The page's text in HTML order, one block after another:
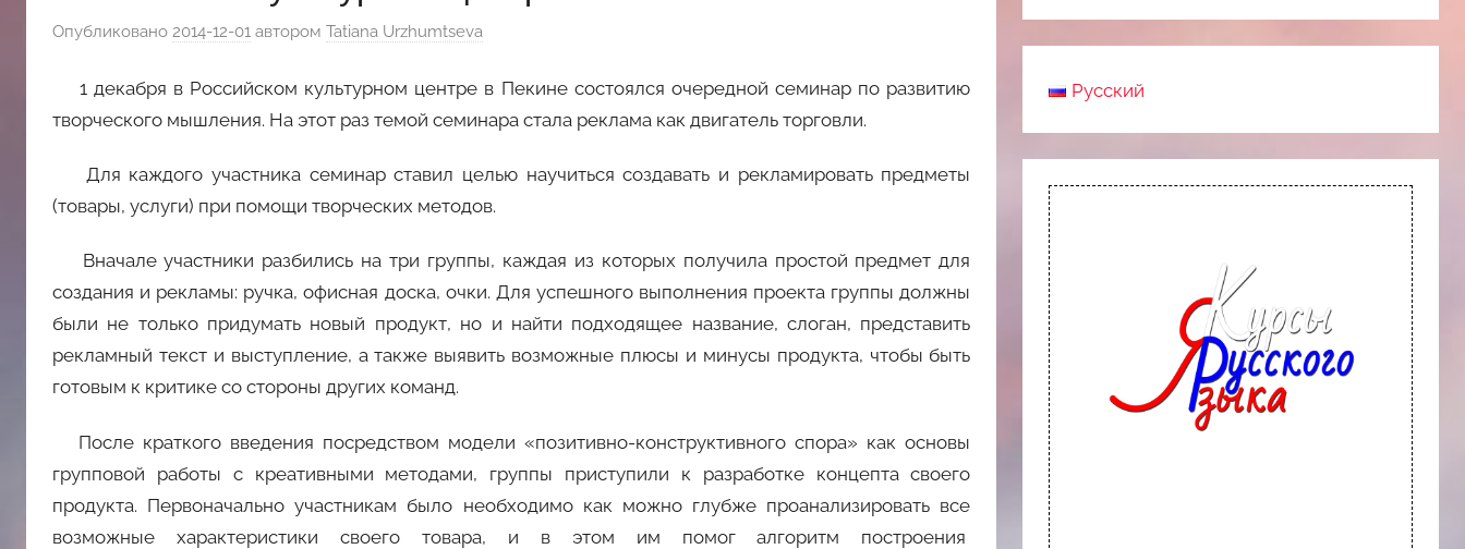
斯
中
心
Опубликовано 2014-12-01 автором Tatiana Urzhumtseva
1 декабря в Российском культурном центре в Пекине состоялся очередной семинар по развитию
творческого мышления. На этот раз темой семинара стала реклама как двигатель торговли.
Для каждого участника семинар ставил целью научиться создавать и рекламировать предметы
(товары, услуги) при помощи творческих методов.
Вначале участники разбились на три группы, каждая из которых получила простой предмет для
создания и рекламы: ручка, офисная доска, очки. Для успешного выполнения проекта группы должны
были не только придумать новый продукт, но и найти подходящее название, слоган, представить
рекламный текст и выступление, а также выявить возможные плюсы и минусы продукта, чтобы быть
готовым к критике со стороны других команд.
После краткого введения посредством модели «позитивно-конструктивного спора» как основы
групповой работы с креативными методами, группы приступили к разработке концепта своего
продукта. Первоначально участникам было необходимо как можно глубже проанализировать все
возможные характеристики своего товара, и в этом им помог алгоритм построения
Русский